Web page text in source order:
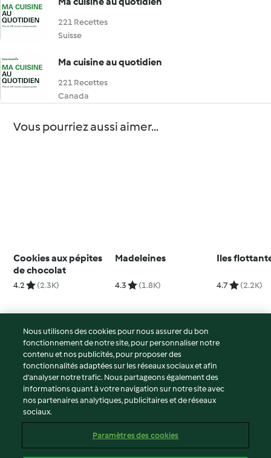
221 Recettes
Suisse
Ma cuisine au quotidien
221 Recettes
Canada
Vous pourriez aussi aimer...
Cookies aux pépites
de chocolat
4.2 (2.3K)
Madeleines
4.3 (1.8K)
Iles
4.7 (2.2K)
© Copyright 2026
Conditions d'utilisation
Politique de confidentialité
Non-responsabilité
Mentions légales
Contenu du rapport
Nous utilisons des cookies pour nous assurer du bon
fonctionnement de notre site, pour personnaliser notre
contenu et nos publicités, pour proposer des
fonctionnalités adaptées sur les réseaux sociaux et afin
d’analyser notre trafic. Nous partageons également des
informations quant à votre navigation sur notre site avec
nos partenaires analytiques, publicitaires et de réseaux
sociaux.
Paramètres des cookies